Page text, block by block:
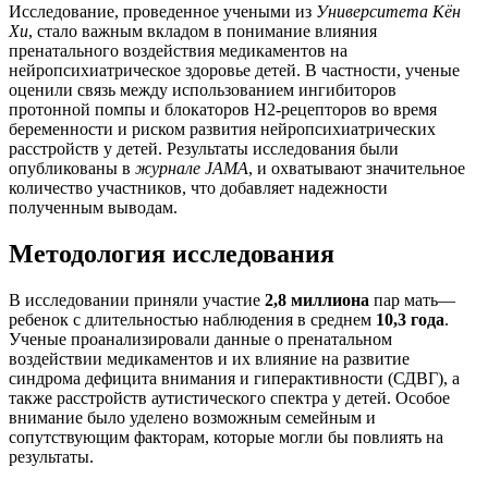
Исследование, проведенное учеными из Университета Кён
Хи, стало важным вкладом в понимание влияния
пренатального воздействия медикаментов на
нейропсихиатрическое здоровье детей. В частности, ученые
оценили связь между использованием ингибиторов
протонной помпы и блокаторов H2-рецепторов во время
беременности и риском развития нейропсихиатрических
расстройств у детей. Результаты исследования были
опубликованы в журнале JAMA, и охватывают значительное
количество участников, что добавляет надежности
полученным выводам.
Методология исследования
В исследовании приняли участие 2,8 миллиона пар мать—
ребенок с длительностью наблюдения в среднем 10,3 года.
Ученые проанализировали данные о пренатальном
воздействии медикаментов и их влияние на развитие
синдрома дефицита внимания и гиперактивности (СДВГ), а
также расстройств аутистического спектра у детей. Особое
внимание было уделено возможным семейным и
сопутствующим факторам, которые могли бы повлиять на
результаты.